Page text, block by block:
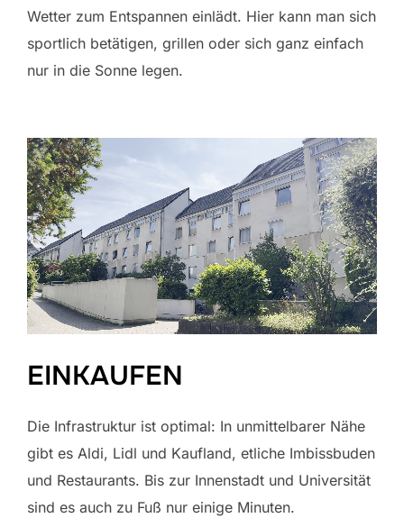
Wetter zum Entspannen einlädt. Hier kann man sich
sportlich betätigen, grillen oder sich ganz einfach
nur in die Sonne legen.
EINKAUFEN
Die Infrastruktur ist optimal: In unmittelbarer Nähe
gibt es Aldi, Lidl und Kaufland, etliche Imbissbuden
und Restaurants. Bis zur Innenstadt und Universität
sind es auch zu Fuß nur einige Minuten.